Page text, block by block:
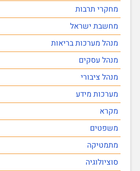
מחקרי תרבות
מחשבת ישראל
מנהל מערכות בריאות
מנהל עסקים
מנהל ציבורי
מערכות מידע
מקרא
משפטים
מתמטיקה
סוציולוגיה